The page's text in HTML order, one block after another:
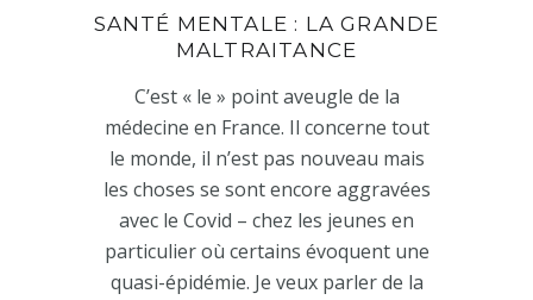
SANTÉ MENTALE : LA GRANDE
MALTRAITANCE
C’est « le » point aveugle de la
médecine en France. Il concerne tout
le monde, il n’est pas nouveau mais
les choses se sont encore aggravées
avec le Covid – chez les jeunes en
particulier où certains évoquent une
quasi-épidémie. Je veux parler de la